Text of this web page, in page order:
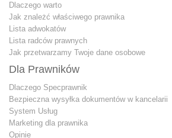
Dlaczego warto
Jak znależć właściwego prawnika
Lista adwokatów
Lista radców prawnych
Jak przetwarzamy Twoje dane osobowe
Dla Prawników
Dlaczego Specprawnik
Bezpieczna wysyłka dokumentów w kancelarii
System Usług
Marketing dla prawnika
Opinie